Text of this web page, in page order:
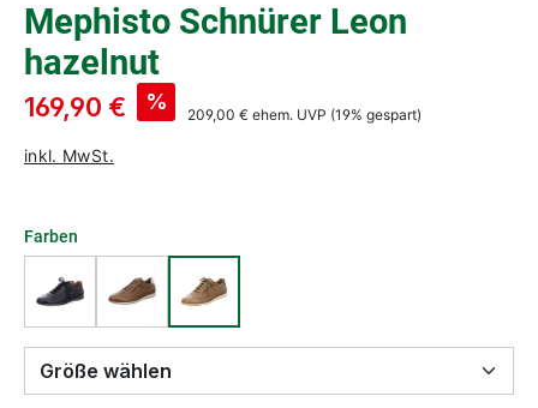
Mephisto Schnürer Leon
hazelnut
169,90 € %
209,00 € ehem. UVP (19% gespart)
inkl. MwSt.
Farben
Größe wählen